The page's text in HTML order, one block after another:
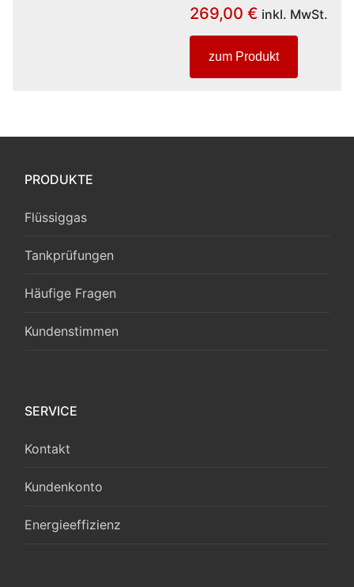
269,00 € inkl. MwSt.
zum Produkt
PRODUKTE
Flüssiggas
Tankprüfungen
Häufige Fragen
Kundenstimmen
SERVICE
Kontakt
Kundenkonto
Energieeffizienz